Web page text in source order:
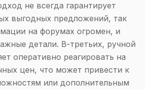
не всегда гарантирует
выгодных предложений, так
на форумах огромен, и
детали. В-третьих, ручной
оперативно реагировать на
цен, что может привести к
или дополнительным